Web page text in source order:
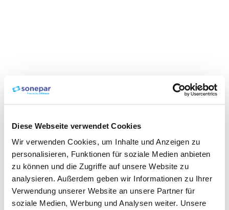
Diese Webseite verwendet Cookies
Wir verwenden Cookies, um Inhalte und Anzeigen zu
personalisieren, Funktionen für soziale Medien anbieten
zu können und die Zugriffe auf unsere Website zu
analysieren. Außerdem geben wir Informationen zu Ihrer
Verwendung unserer Website an unsere Partner für
soziale Medien, Werbung und Analysen weiter. Unsere